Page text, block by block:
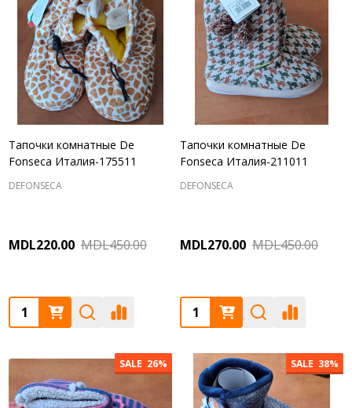
Тапочки комнатные De
Fonseca Италия-175511
DEFONSECA
MDL220.00 MDL450.00
Quantity:
Тапочки комнатные De
Fonseca Италия-211011
DEFONSECA
MDL270.00 MDL450.00
Quantity:
SALE 26% SALE 38%